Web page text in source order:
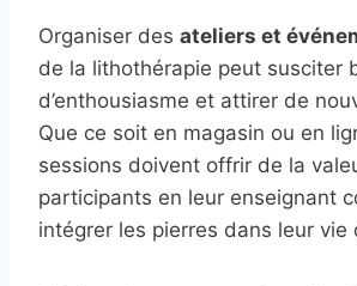
Organiser des ateliers et
de la lithothérapie peut susciter
d’enthousiasme et attirer de
Que ce soit en magasin ou en
sessions doivent offrir de la
participants en leur enseignant
intégrer les pierres dans leur vie